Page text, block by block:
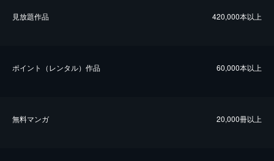
⾒放題作品 420,000本以上
ポイント（レンタル）作品 60,000本以上
無料マンガ 20,000冊以上